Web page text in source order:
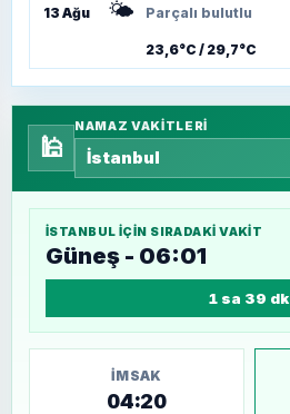
13 Ağu 🌤️ Parçalı bulutlu
23,6°C / 29,7°C
🕌
NAMAZ VAKITLERI
İSTANBUL IÇIN SIRADAKI VAKIT
Güneş - 06:01
1 sa 39 dk
İMSAK
04:20